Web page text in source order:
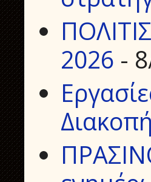
2026 -